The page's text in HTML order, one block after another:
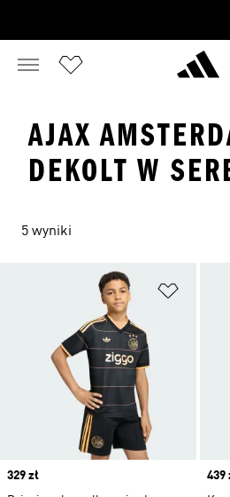
AJAX
DEKOLT W
5 wyniki
Dodaj
Price
329 zł
439